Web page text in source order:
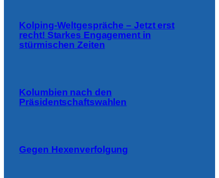
Kolping-Weltgespräche – Jetzt erst
recht! Starkes Engagement in
stürmischen Zeiten
Kolumbien nach den
Präsidentschaftswahlen
Gegen Hexenverfolgung